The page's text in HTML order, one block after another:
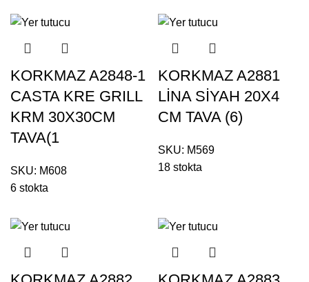
KORKMAZ A2848-1
CASTA KRE GRILL
KRM 30X30CM
TAVA(1
SKU: M608
6 stokta
KORKMAZ A2881
LİNA SİYAH 20X4
CM TAVA (6)
SKU: M569
18 stokta